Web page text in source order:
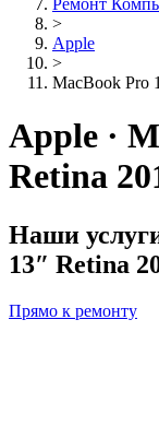
Ремонт
>
Apple
>
MacBook Pro
Apple ·
Retina
Наши
13″ Retina
Прямо к ремонту